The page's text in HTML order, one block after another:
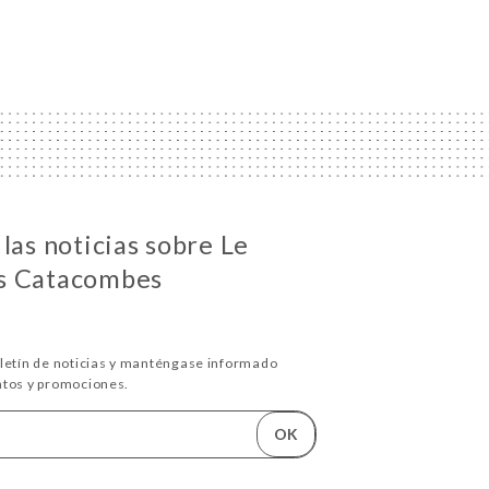
noticias sobre Le
Catacombes
de noticias y manténgase informado
y promociones.
OK